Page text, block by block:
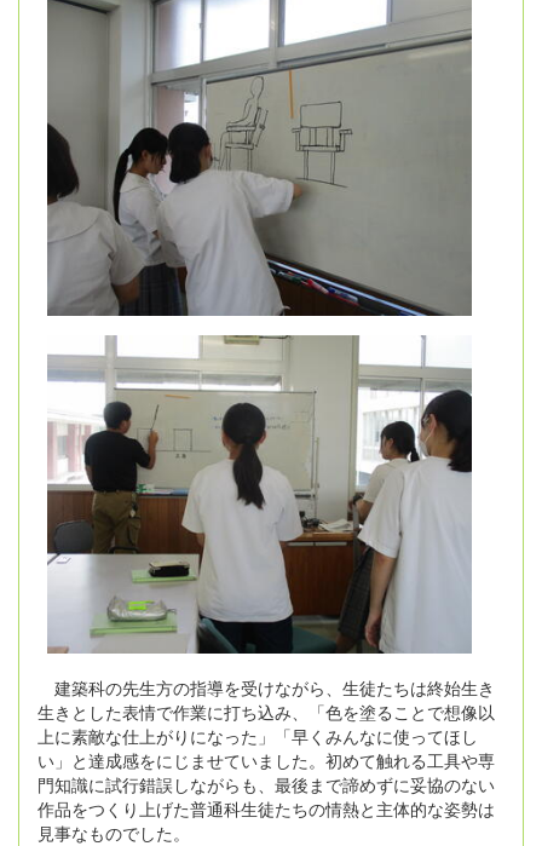
建築科の先生方の指導を受けながら、生徒たちは終始生き
生きとした表情で作業に打ち込み、「色を塗ることで想像以
上に素敵な仕上がりになった」「早くみんなに使ってほし
い」と達成感をにじませていました。初めて触れる工具や専
門知識に試行錯誤しながらも、最後まで諦めずに妥協のない
作品をつくり上げた普通科生徒たちの情熱と主体的な姿勢は
見事なものでした。